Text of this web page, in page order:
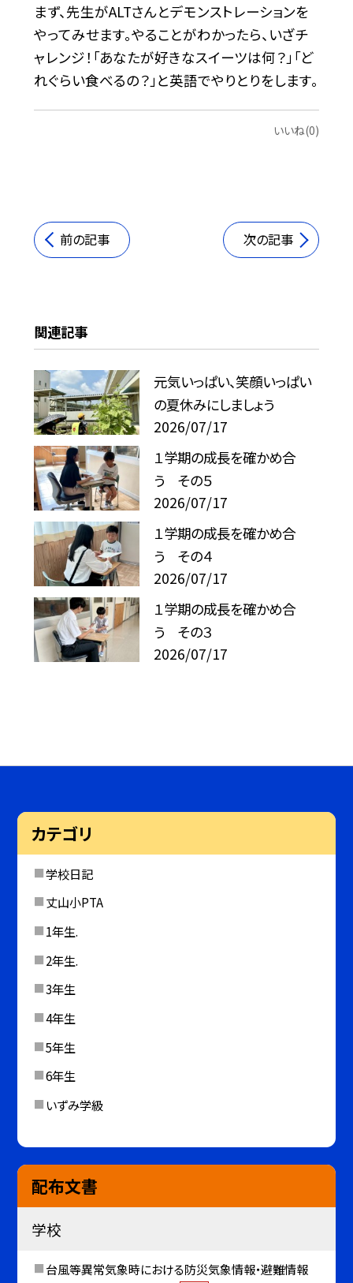
まず、先生がALTさんとデモンストレーションを
やってみせます。やることがわかったら、いざチ
ャレンジ！「あなたが好きなスイーツは何？」「ど
れぐらい食べるの？」と英語でやりとりをします。
いいね(0)
前の記事 次の記事
関連記事
元気いっぱい、笑顔いっぱい
の夏休みにしましょう
2026/07/17
１学期の成長を確かめ合
う その５
2026/07/17
１学期の成長を確かめ合
う その４
2026/07/17
１学期の成長を確かめ合
う その３
2026/07/17
カテゴリ
学校日記
丈山小PTA
1年生.
2年生.
3年生
4年生
5年生
6年生
いずみ学級
配布文書
学校
台風等異常気象時における防災気象情報・避難情報